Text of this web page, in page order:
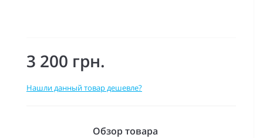
3 200 грн.
Нашли данный товар дешевле?
Обзор товара